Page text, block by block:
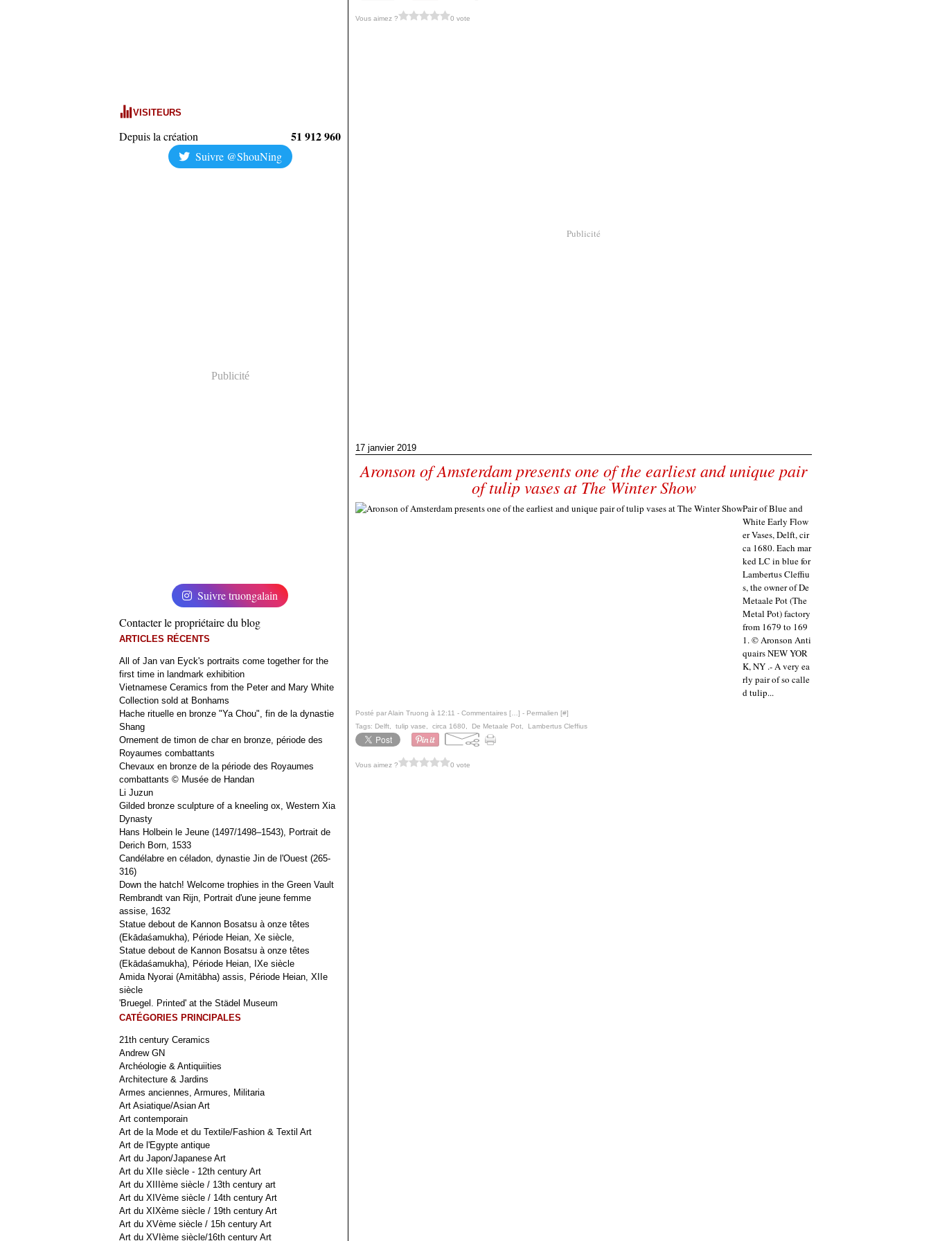
VISITEURS
Depuis la création 51 912 960
Suivre @ShouNing
Publicité
Suivre truongalain
Contacter le propriétaire du blog
ARTICLES RÉCENTS
All of Jan van Eyck's portraits come together for the
first time in landmark exhibition
Vietnamese Ceramics from the Peter and Mary White
Collection sold at Bonhams
Hache rituelle en bronze "Ya Chou", fin de la dynastie
Shang
Ornement de timon de char en bronze, période des
Royaumes combattants
Chevaux en bronze de la période des Royaumes
combattants © Musée de Handan
Li Juzun
Gilded bronze sculpture of a kneeling ox, Western Xia
Dynasty
Hans Holbein le Jeune (1497/1498–1543), Portrait de
Derich Born, 1533
Candélabre en céladon, dynastie Jin de l'Ouest (265-
316)
Down the hatch! Welcome trophies in the Green Vault
Rembrandt van Rijn, Portrait d'une jeune femme
assise, 1632
Statue debout de Kannon Bosatsu à onze têtes
(Ekādaśamukha), Période Heian, Xe siècle,
Statue debout de Kannon Bosatsu à onze têtes
(Ekādaśamukha), Période Heian, IXe siècle
Amida Nyorai (Amitābha) assis, Période Heian, XIIe
siècle
'Bruegel. Printed' at the Städel Museum
CATÉGORIES PRINCIPALES
21th century Ceramics
Andrew GN
Archéologie & Antiquiities
Architecture & Jardins
Armes anciennes, Armures, Militaria
Art Asiatique/Asian Art
Art contemporain
Art de la Mode et du Textile/Fashion & Textil Art
Art de l'Egypte antique
Art du Japon/Japanese Art
Art du XIIe siècle - 12th century Art
Art du XIIIème siècle / 13th century art
Art du XIVème siècle / 14th century Art
Art du XIXème siècle / 19th century Art
Art du XVème siècle / 15h century Art
Art du XVIème siècle/16th century Art
Vous aimez ? 0 vote
Publicité
17 janvier 2019
Aronson of Amsterdam presents one of the earliest and unique pair
of tulip vases at The Winter Show
Pair of Blue and
White Early Flow
er Vases, Delft, cir
ca 1680. Each mar
ked LC in blue for
Lambertus Cleffiu
s, the owner of De
Metaale Pot (The
Metal Pot) factory
from 1679 to 169
1. © Aronson Anti
quairs NEW YOR
K, NY .- A very ea
rly pair of so calle
d tulip...
Posté par Alain Truong à 12:11 - Commentaires [ ] - Permalien [#]
Tags: Delft tulip vase circa 1680 De Metaale Pot Lambertus Cleffius
Vous aimez ? 0 vote